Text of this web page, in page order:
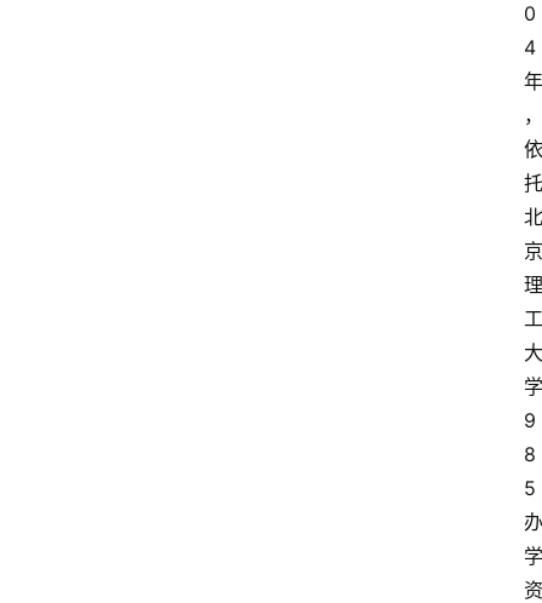
0
4
年
，
依
托
北
京
理
工
大
学
9
8
5
办
学
资